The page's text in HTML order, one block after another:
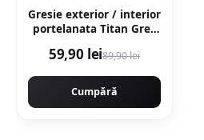
Gresie exterior / interior
portelanata Titan Grey
rectificata aspect
59,90 lei89,90 lei
Cumpără